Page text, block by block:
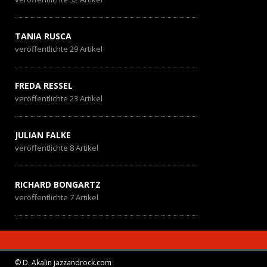
TANIA RUSCA
veröffentlichte 29 Artikel
FREDA RESSEL
veröffentlichte 23 Artikel
JULIAN FALKE
veröffentlichte 8 Artikel
RICHARD BONGARTZ
veröffentlichte 7 Artikel
© D. Akalin jazzandrock.com